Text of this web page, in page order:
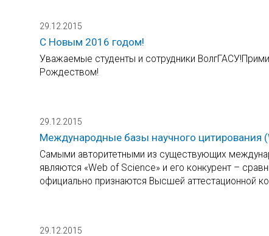
29.12.2015
C Новым 2016 годом!
Уважаемые студенты и сотрудники
Рождеством!
29.12.2015
Международные базы научного цитирования
Самыми авторитетными из существующих
являются «Web of Science» и его конкурент –
официально признаются Высшей аттестационной
29.12.2015